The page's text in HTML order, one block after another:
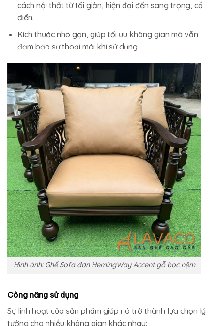
cách nội thất từ tối giản, hiện đại đến sang trọng, cổ
điển.
Kích thước nhỏ gọn, giúp tối ưu không gian mà vẫn
đảm bảo sự thoải mái khi sử dụng.
Hình ảnh: Ghế Sofa đơn HemingWay Accent gỗ bọc nệm
Công năng sử dụng
Sự linh hoạt của sản phẩm giúp nó trở thành lựa chọn lý
tưởng cho nhiều không gian khác nhau: